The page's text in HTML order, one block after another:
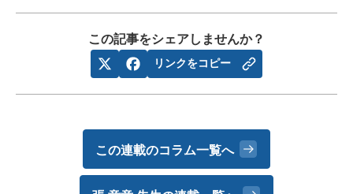
この記事をシェアしませんか？
リンクをコピー
この連載のコラム一覧へ